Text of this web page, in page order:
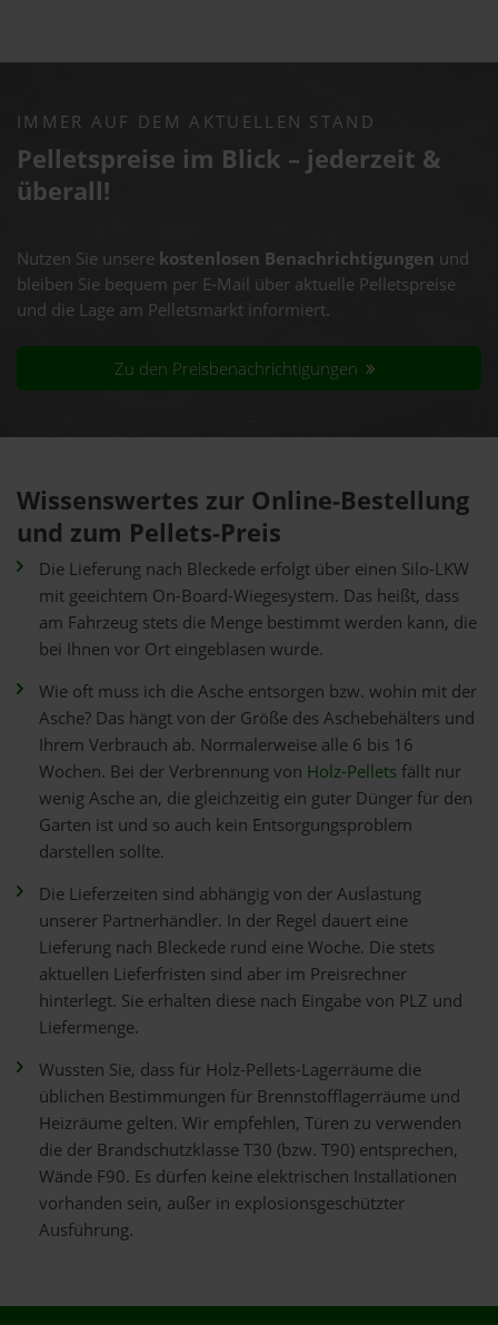
IMMER AUF DEM AKTUELLEN STAND
Pelletspreise im Blick – jederzeit &
überall!
Nutzen Sie unsere kostenlosen Benachrichtigungen und
bleiben Sie bequem per E-Mail über aktuelle Pelletspreise
und die Lage am Pelletsmarkt informiert.
Zu den Preisbenachrichtigungen
Wissenswertes zur Online-Bestellung
und zum Pellets-Preis
Die Lieferung nach Bleckede erfolgt über einen Silo-LKW
mit geeichtem On-Board-Wiegesystem. Das heißt, dass
am Fahrzeug stets die Menge bestimmt werden kann, die
bei Ihnen vor Ort eingeblasen wurde.
Wie oft muss ich die Asche entsorgen bzw. wohin mit der
Asche? Das hängt von der Größe des Aschebehälters und
Ihrem Verbrauch ab. Normalerweise alle 6 bis 16
Wochen. Bei der Verbrennung von Holz-Pelletsfällt nur
wenig Asche an, die gleichzeitig ein guter Dünger für den
Garten ist und so auch kein Entsorgungsproblem
darstellen sollte.
Die Lieferzeiten sind abhängig von der Auslastung
unserer Partnerhändler. In der Regel dauert eine
Lieferung nach Bleckede rund eine Woche. Die stets
aktuellen Lieferfristen sind aber im Preisrechner
hinterlegt. Sie erhalten diese nach Eingabe von PLZ und
Liefermenge.
Wussten Sie, dass für Holz-Pellets-Lagerräume die
üblichen Bestimmungen für Brennstofflagerräume und
Heizräume gelten. Wir empfehlen, Türen zu verwenden
die der Brandschutzklasse T30 (bzw. T90) entsprechen,
Wände F90. Es dürfen keine elektrischen Installationen
vorhanden sein, außer in explosionsgeschützter
Ausführung.